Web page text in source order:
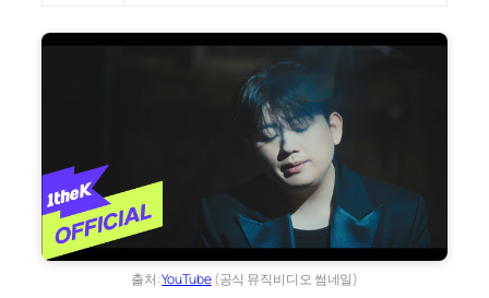
출처:YouTube(공식 뮤직비디오 썸네일)